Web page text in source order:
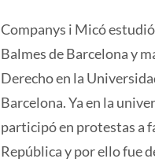
Companys i Micó
Balmes de Barcelona y
Derecho en la
Barcelona. Ya en la
participó en protestas a
República y por ello fue